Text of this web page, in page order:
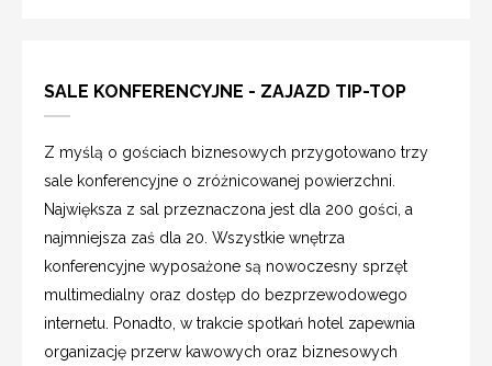
SALE KONFERENCYJNE - ZAJAZD TIP-TOP
Z myślą o gościach biznesowych przygotowano trzy
sale konferencyjne o zróżnicowanej powierzchni.
Największa z sal przeznaczona jest dla 200 gości, a
najmniejsza zaś dla 20. Wszystkie wnętrza
konferencyjne wyposażone są nowoczesny sprzęt
multimedialny oraz dostęp do bezprzewodowego
internetu. Ponadto, w trakcie spotkań hotel zapewnia
organizację przerw kawowych oraz biznesowych